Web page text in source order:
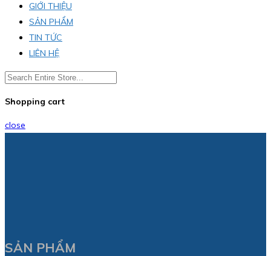
GIỚI THIỆU
SẢN PHẨM
TIN TỨC
LIÊN HỆ
Shopping cart
close
SẢN PHẨM